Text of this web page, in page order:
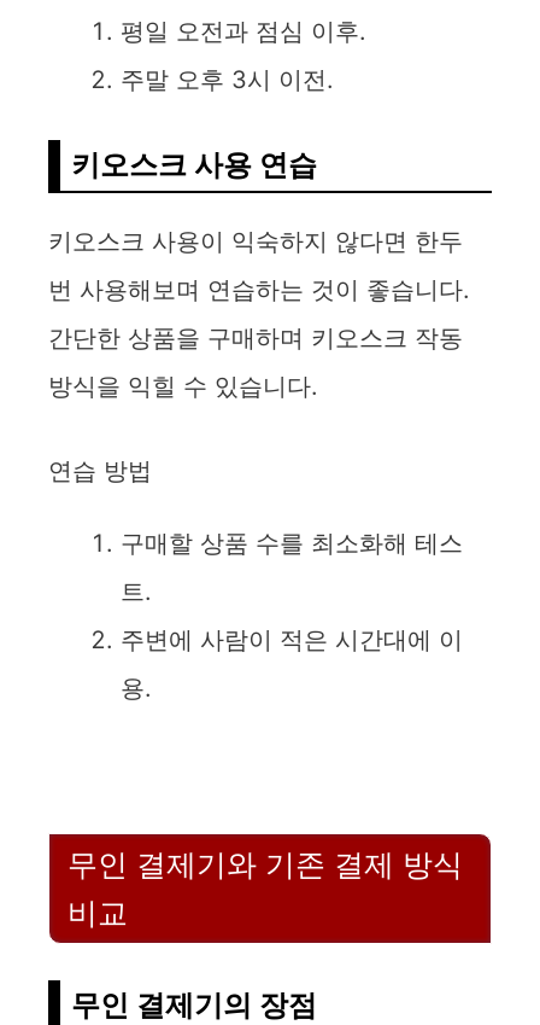
평일 오전과 점심 이후.
주말 오후 3시 이전.
키오스크 사용 연습
키오스크 사용이 익숙하지 않다면 한두
번 사용해보며 연습하는 것이 좋습니다.
간단한 상품을 구매하며 키오스크 작동
방식을 익힐 수 있습니다.
연습 방법
구매할 상품 수를 최소화해 테스
트.
주변에 사람이 적은 시간대에 이
용.
무인 결제기와 기존 결제 방식
비교
무인 결제기의 장점